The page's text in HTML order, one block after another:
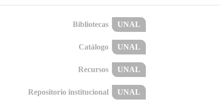
Bibliotecas UNAL
Catálogo UNAL
Recursos UNAL
Repositorio institucional UNAL